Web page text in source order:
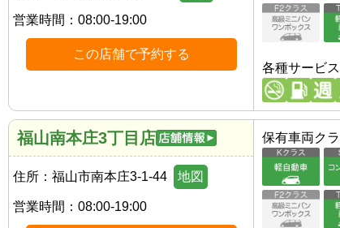
営業時間： 08:00-19:00
この店舗で予約する
各種サービス
福山南本庄3丁目店
住所： 福山市南本庄3-1-44 地図
営業時間： 08:00-19:00
保有車両ク